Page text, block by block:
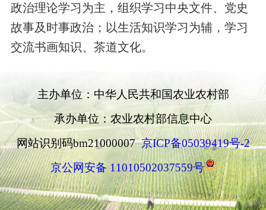
政治理论学习为主，组织学习中央文件、党史
故事及时事政治；以生活知识学习为辅，学习
交流书画知识、茶道文化。
主办单位：中华人民共和国农业农村部
承办单位：农业农村部信息中心
网站识别码bm21000007京ICP备05039419号-2
京公网安备 11010502037559号